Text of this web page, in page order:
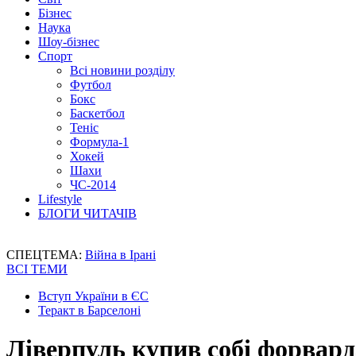
Бізнес
Наука
Шоу-бізнес
Спорт
Всі новини розділу
Футбол
Бокс
Баскетбол
Теніс
Формула-1
Хокей
Шахи
ЧС-2014
Lifestyle
БЛОГИ ЧИТАЧІВ
СПЕЦТЕМА: Війна в Ірані
ВСІ ТЕМИ
Вступ України в ЄС
Теракт в Барселоні
Ліверпуль купив собі